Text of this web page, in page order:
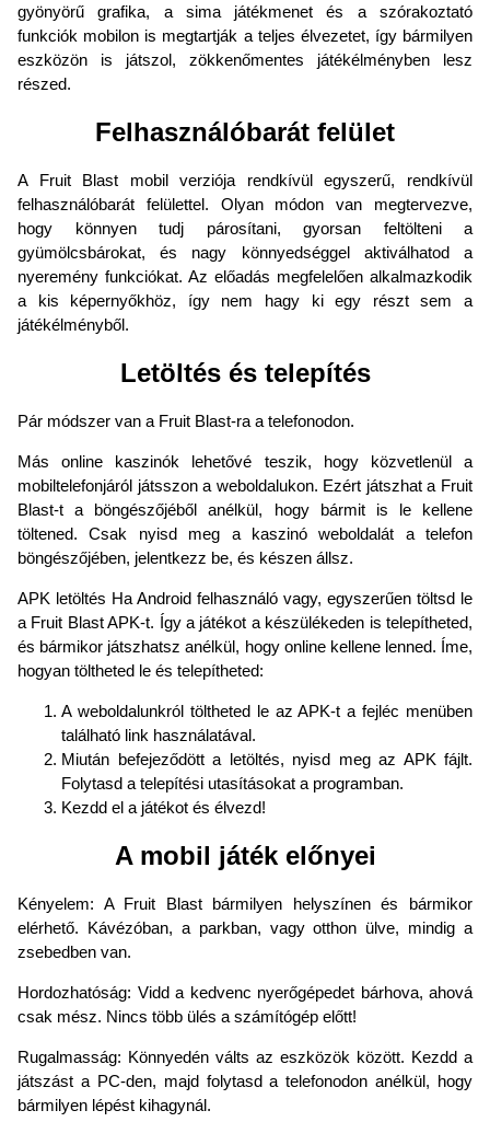
gyönyörű grafika, a sima játékmenet és a szórakoztató
funkciók mobilon is megtartják a teljes élvezetet, így bármilyen
eszközön is játszol, zökkenőmentes játékélményben lesz
részed.
Felhasználóbarát felület
A Fruit Blast mobil verziója rendkívül egyszerű, rendkívül
felhasználóbarát felülettel. Olyan módon van megtervezve,
hogy könnyen tudj párosítani, gyorsan feltölteni a
gyümölcsbárokat, és nagy könnyedséggel aktiválhatod a
nyeremény funkciókat. Az előadás megfelelően alkalmazkodik
a kis képernyőkhöz, így nem hagy ki egy részt sem a
játékélményből.
Letöltés és telepítés
Pár módszer van a Fruit Blast-ra a telefonodon.
Más online kaszinók lehetővé teszik, hogy közvetlenül a
mobiltelefonjáról játsszon a weboldalukon. Ezért játszhat a Fruit
Blast-t a böngészőjéből anélkül, hogy bármit is le kellene
töltened. Csak nyisd meg a kaszinó weboldalát a telefon
böngészőjében, jelentkezz be, és készen állsz.
APK letöltés Ha Android felhasználó vagy, egyszerűen töltsd le
a Fruit Blast APK-t. Így a játékot a készülékeden is telepítheted,
és bármikor játszhatsz anélkül, hogy online kellene lenned. Íme,
hogyan töltheted le és telepítheted:
A weboldalunkról töltheted le az APK-t a fejléc menüben
található link használatával.
Miután befejeződött a letöltés, nyisd meg az APK fájlt.
Folytasd a telepítési utasításokat a programban.
Kezdd el a játékot és élvezd!
A mobil játék előnyei
Kényelem: A Fruit Blast bármilyen helyszínen és bármikor
elérhető. Kávézóban, a parkban, vagy otthon ülve, mindig a
zsebedben van.
Hordozhatóság: Vidd a kedvenc nyerőgépedet bárhova, ahová
csak mész. Nincs több ülés a számítógép előtt!
Rugalmasság: Könnyedén válts az eszközök között. Kezdd a
játszást a PC-den, majd folytasd a telefonodon anélkül, hogy
bármilyen lépést kihagynál.